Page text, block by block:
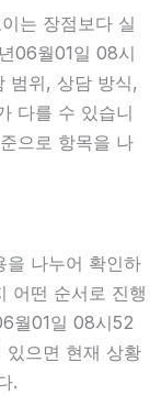
는 장점보다 실
06월01일 08시
범위, 상담 방식,
다를 수 있습니
으로 항목을 나
을 나누어 확인하
어떤 순서로 진행
월01일 08시52
있으면 현재 상황
.